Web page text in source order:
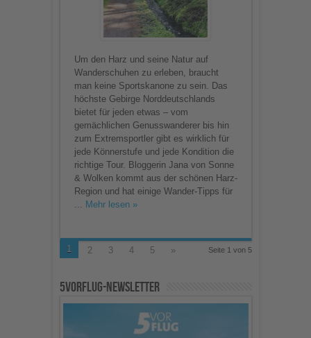
Um den Harz und seine Natur auf
Wanderschuhen zu erleben, braucht
man keine Sportskanone zu sein. Das
höchste Gebirge Norddeutschlands
bietet für jeden etwas – vom
gemächlichen Genusswanderer bis hin
zum Extremsportler gibt es wirklich für
jede Könnerstufe und jede Kondition die
richtige Tour. Bloggerin Jana von Sonne
& Wolken kommt aus der schönen Harz-
Region und hat einige Wander-Tipps für
Mehr lesen »
Seite 1 von 5
1 2 3 4 5 »
5vorFlug-Newsletter